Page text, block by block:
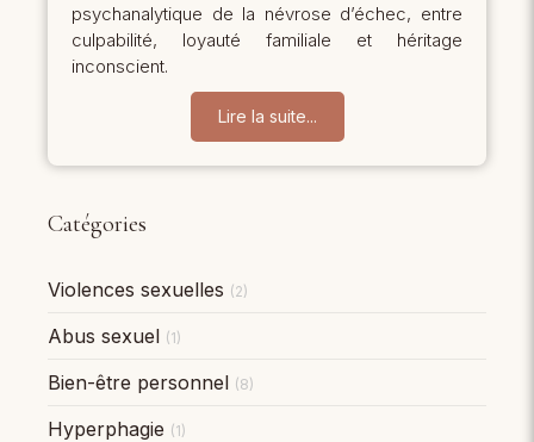
psychanalytique de la névrose d’échec, entre
culpabilité, loyauté familiale et héritage
inconscient.
Lire la suite...
Catégories
Violences sexuelles (2)
Abus sexuel (1)
Bien-être personnel (8)
Hyperphagie (1)